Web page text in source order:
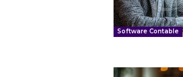
Software Contable